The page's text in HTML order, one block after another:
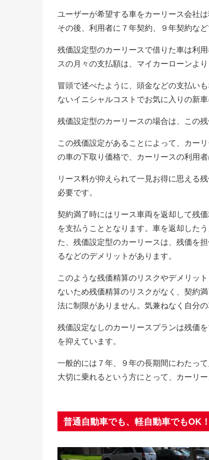
ユーザーが希望する車をカーリース会社
その後、利用者に７年契約、９年契約など
残価設定型のカーリースで借りた車は利
スの月々の支払額は、マイカーローンより
冒頭で述べたように、頭金などの支払い
ないイニシャルコストでお気に入りの新車
残価設定型のカーリースの場合は、この残
この残価設定があることによって、カー
の車の下取り価格で、カーリースの利用
リース料が抑えられて一見お得に思える
必要です。
契約満了時にはリース車両を返却して残
を支払うこととなります。車を返却した
た、残価設定型のカーリースは、残価を
るなどのデメリットがあります。
このような残価精算のリスクやデメリッ
ないため残価精算のリスクがなく、契約
法に制限がありません。気兼ねなく自分
残価設定なしのカーリースプランは残価
を抑えています。
一般的には７年、９年の長期間にわたっ
大切に乗れるという方にとって、カーリ
普通自動車でも、軽自動車でもOK